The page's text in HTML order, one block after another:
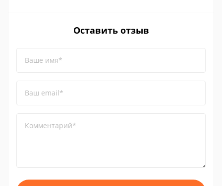
Оставить отзыв
Ваше имя*
Ваш email*
Комментарий*